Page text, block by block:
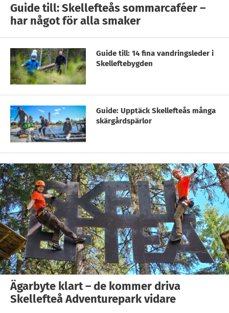
Guide till: Skellefteås sommarcaféer –
har något för alla smaker
Guide till: 14 fina vandringsleder i
Skelleftebygden
Guide: Upptäck Skellefteås många
skärgårdspärlor
Ägarbyte klart – de kommer driva
Skellefteå Adventurepark vidare